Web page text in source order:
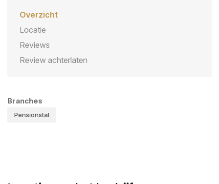
Overzicht
Locatie
Reviews
Review achterlaten
Branches
Pensionstal